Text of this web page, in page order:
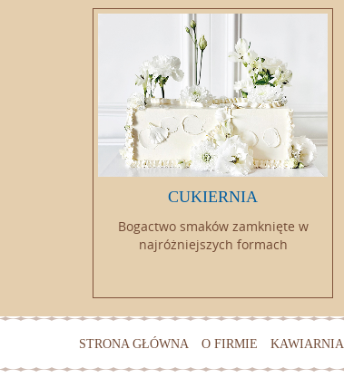
CUKIERNIA
Bogactwo smaków zamknięte w
najróżniejszych formach
STRONA GŁÓWNA O FIRMIE KAWIARNIA